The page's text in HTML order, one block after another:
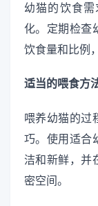
幼猫的饮食
化。定期检查
饮食量和比例
适当的喂食方
喂养幼猫的过
巧。使用适合
洁和新鲜，并
密空间。